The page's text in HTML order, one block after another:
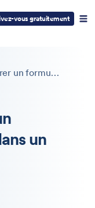
vous gratuitement
Comment intégrer un formulaire Google dans un email
un